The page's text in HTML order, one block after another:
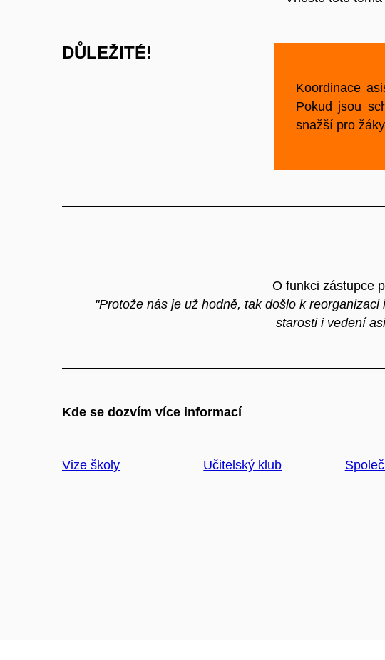
DŮLEŽITÉ!
Koordinace
Pokud jsou
snažší pro
O funkci zástupce
"Protože nás je už hodně, tak došlo k
starosti i vedení
Kde se dozvím více informací
Vize školy Učitelský klub